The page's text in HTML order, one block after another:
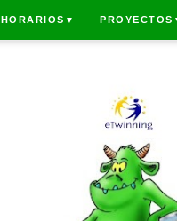
HORARIOS ▼ PROYECTOS